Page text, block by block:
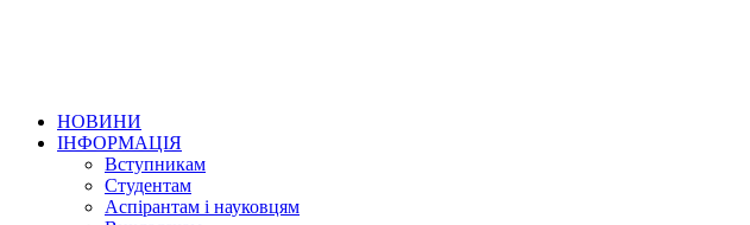
НОВИНИ
ІНФОРМАЦІЯ
Вступникам
Студентам
Аспірантам і науковцям